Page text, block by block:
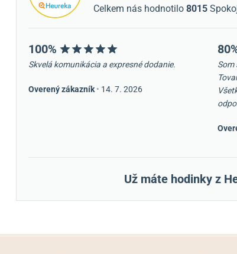
Celkem nás hodnotilo 8015
100%
Skvelá komunikácia a expresné dodanie.
Overený zákazník • 14. 7. 2026
Som
Už máte hodinky z